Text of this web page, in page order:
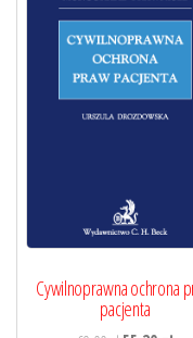
Cywilnoprawna ochrona
pacjenta